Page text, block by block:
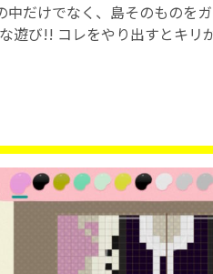
だけでなく、島そのものを
遊び!! コレをやり出すとキリ